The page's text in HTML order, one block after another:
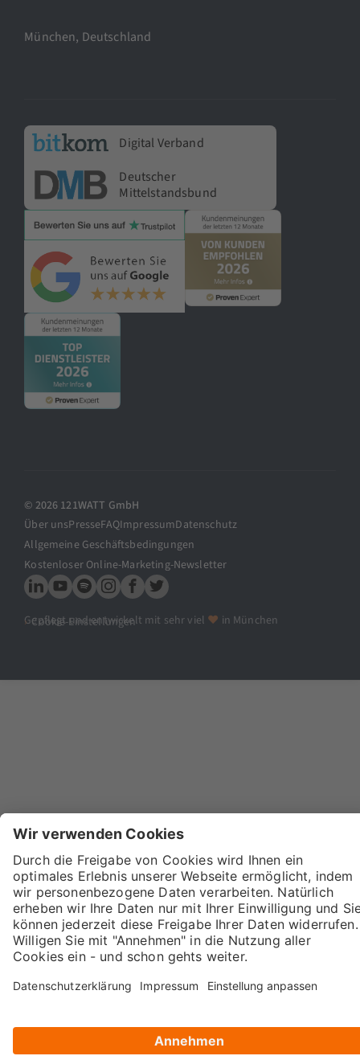
München, Deutschland
Digital Verband
Deutscher
Mittelstandsbund
© 2026 121WATT GmbH
Über unsPresseFAQImpressumDatenschutz
Allgemeine Geschäftsbedingungen
Kostenloser Online-Marketing-Newsletter
Gepflegt und entwickelt mit sehr viel ♥ in München
Cookie-Einstellungen